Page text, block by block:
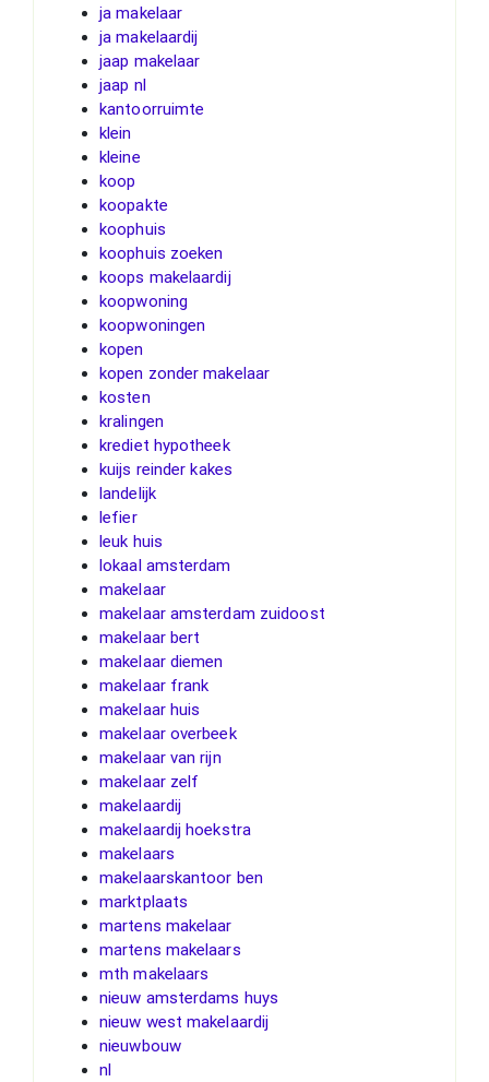
ja makelaar
ja makelaardij
jaap makelaar
jaap nl
kantoorruimte
klein
kleine
koop
koopakte
koophuis
koophuis zoeken
koops makelaardij
koopwoning
koopwoningen
kopen
kopen zonder makelaar
kosten
kralingen
krediet hypotheek
kuijs reinder kakes
landelijk
lefier
leuk huis
lokaal amsterdam
makelaar
makelaar amsterdam zuidoost
makelaar bert
makelaar diemen
makelaar frank
makelaar huis
makelaar overbeek
makelaar van rijn
makelaar zelf
makelaardij
makelaardij hoekstra
makelaars
makelaarskantoor ben
marktplaats
martens makelaar
martens makelaars
mth makelaars
nieuw amsterdams huys
nieuw west makelaardij
nieuwbouw
nl